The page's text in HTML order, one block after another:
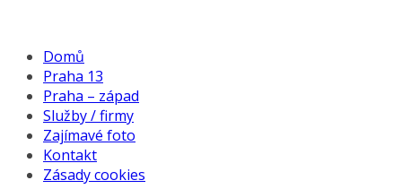
Domů
Praha 13
Praha – západ
Služby / firmy
Zajímavé foto
Kontakt
Zásady cookies